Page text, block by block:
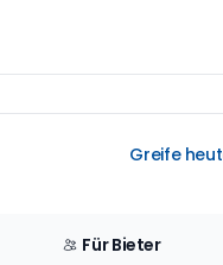
Greife
Für Bieter